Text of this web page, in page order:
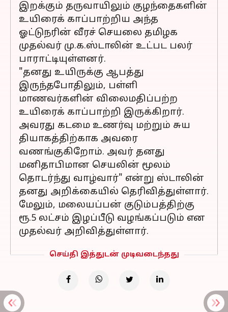
இறக்கும் தருவாயிலும் குழந்தைகளின்
உயிரைக் காப்பாற்றிய அந்த
ஓட்டுநரின் வீரச் செயலை தமிழக
முதல்வர் மு.க.ஸ்டாலின் உட்பட பலர்
பாராட்டியுள்ளனர்.
"தனது உயிருக்கு ஆபத்து
இருந்தபோதிலும், பள்ளி
மாணவர்களின் விலைமதிப்பற்ற
உயிரைக் காப்பாற்றி இருக்கிறார்.
அவரது கடமை உணர்வு மற்றும் சுய
தியாகத்திற்காக அவரை
வணங்குகிறோம். அவர் தனது
மனிதாபிமான செயலின் மூலம்
தொடர்ந்து வாழ்வார்" என்று ஸ்டாலின்
தனது அறிக்கையில் தெரிவித்துள்ளார்.
மேலும், மலையப்பன் குடும்பத்திற்கு
ரூ.5 லட்சம் இழப்பீடு வழங்கப்படும் என
முதல்வர் அறிவித்துள்ளார்.
செய்தி இத்துடன் முடிவடைந்தது